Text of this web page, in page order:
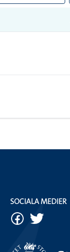
SOCIALA MEDIER